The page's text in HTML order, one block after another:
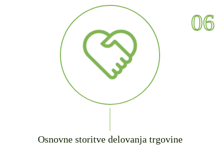
06
Osnovne storitve delovanja trgovine